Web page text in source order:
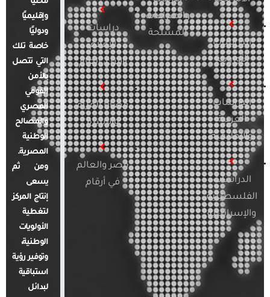
الدراسات
الأوروبية
الدراسات
العربية
والإقليمية
الدراسات
الفلسطينية
والإسرائيلية
والصراعات
المسلحة
دراسات
الإعلام
والرأي العام
قضايا المرأة
والأسرة
مصر والعالم
في أرقام
وإقليميًا
ودوليًا
خاصة تلك
التي تتصل
بالأمن
القومي
المصري
والمصالح
الوطنية
المصرية.
ومن ثم
يسعى
إنتاج المركز
لتغطية
الأولويات
الوطنية،
وتوفير رؤية
استباقية
لبدائل